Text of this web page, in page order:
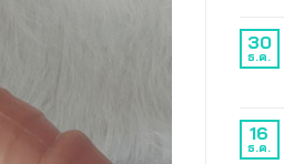
30
ธ.ค.
16
ธ.ค.